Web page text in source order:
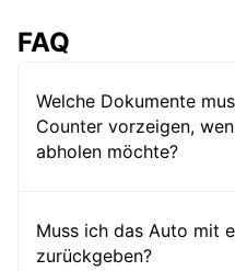
FAQ
Welche Dokumente
Counter vorzeigen,
abholen möchte?
Muss ich das Auto mit
zurückgeben?